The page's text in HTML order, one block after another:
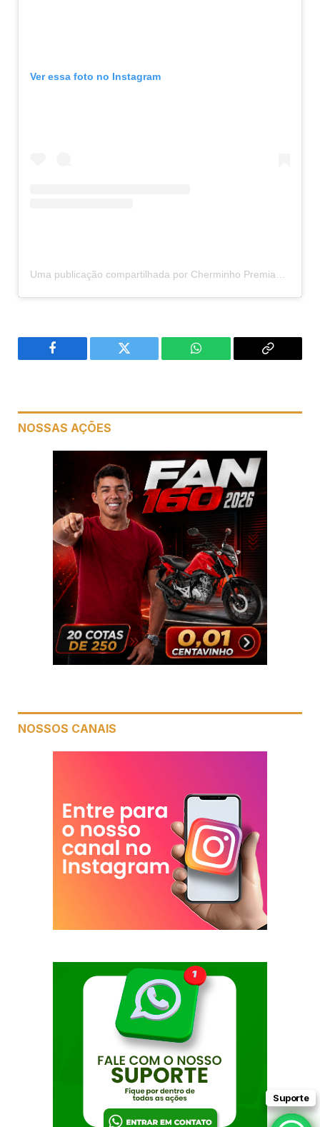
Ver essa foto no Instagram
Uma publicação compartilhada por Cherminho Premiações | Entregas (@cherminhoentregas)
Facebook Twitter WhatsApp
Copiar
NOSSAS AÇÕES
NOSSOS CANAIS
Suporte
Suporte